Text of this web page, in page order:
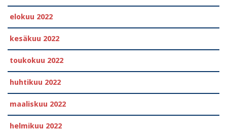
elokuu 2022
kesäkuu 2022
toukokuu 2022
huhtikuu 2022
maaliskuu 2022
helmikuu 2022